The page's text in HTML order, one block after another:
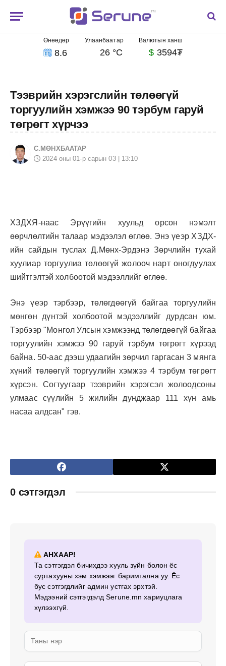
Өнөөдөр
8.6
Улаанбаатар
26 °C
Валютын ханш
$ 3594₮
Тээврийн хэрэгслийн төлөөгүй
торгуулийн хэмжээ 90 тэрбум гаруй
төгрөгт хүрчээ
С.МӨНХБААТАР
2024 оны 01-р сарын 03 | 13:10
ХЗДХЯ-наас Эрүүгийн хуульд орсон нэмэлт
өөрчлөлтийн талаар мэдээлэл өглөө. Энэ үеэр ХЗДХ-
ийн сайдын туслах Д.Мөнх-Эрдэнэ Зөрчлийн тухай
хуулиар торгуулиа төлөөгүй жолооч нарт оногдуулах
шийтгэлтэй холбоотой мэдээллийг өглөө.
Энэ үеэр тэрбээр, төлөгдөөгүй байгаа торгуулийн
мөнгөн дүнтэй холбоотой мэдээллийг дурдсан юм.
Тэрбээр "Монгол Улсын хэмжээнд төлөгдөөгүй байгаа
торгуулийн хэмжээ 90 гаруй тэрбум төгрөгт хүрээд
байна. 50-аас дээш удаагийн зөрчил гаргасан 3 мянга
хүний төлөөгүй торгуулийн хэмжээ 4 тэрбум төгрөгт
хүрсэн. Согтуугаар тээврийн хэрэгсэл жолоодсоны
улмаас сүүлийн 5 жилийн дунджаар 111 хүн амь
насаа алдсан" гэв.
0 сэтгэгдэл
АНХААР!
Та сэтгэгдэл бичихдээ хууль зүйн болон ёс
суртахууны хэм хэмжээг баримтална уу. Ёс
бус сэтгэгдлийг админ устгах эрхтэй.
Мэдээний сэтгэгдэлд Serune.mn хариуцлага
хүлээхгүй.